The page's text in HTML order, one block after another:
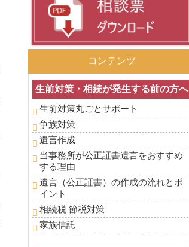
コンテンツ
生前対策・相続が発生する前の方へ
生前対策丸ごとサポート
争族対策
遺言作成
当事務所が公正証書遺言をおすすめ
する理由
遺言（公正証書）の作成の流れとポ
イント
相続税 節税対策
家族信託